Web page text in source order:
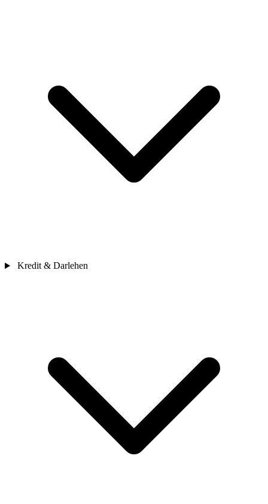
Kredit & Darlehen